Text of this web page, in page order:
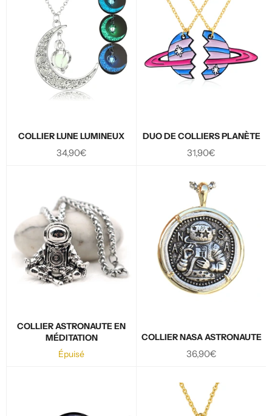
COLLIER LUNE LUMINEUX
Prix
34,90€
DUO DE COLLIERS PLANÈTE
Prix
31,90€
COLLIER ASTRONAUTE EN
MÉDITATION
Épuisé
COLLIER NASA ASTRONAUTE
Prix
36,90€